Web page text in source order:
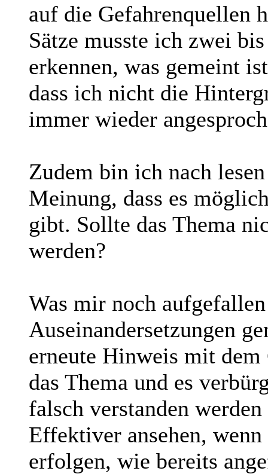
auf die Gefahrenquellen
Sätze musste ich zwei
erkennen, was gemeint
dass ich nicht die
immer wieder
Zudem bin ich nach
Meinung, dass es
gibt. Sollte das Thema
werden?
Was mir noch
Auseinandersetzungen
erneute Hinweis mit
das Thema und es
falsch verstanden
Effektiver ansehen,
erfolgen, wie bereits